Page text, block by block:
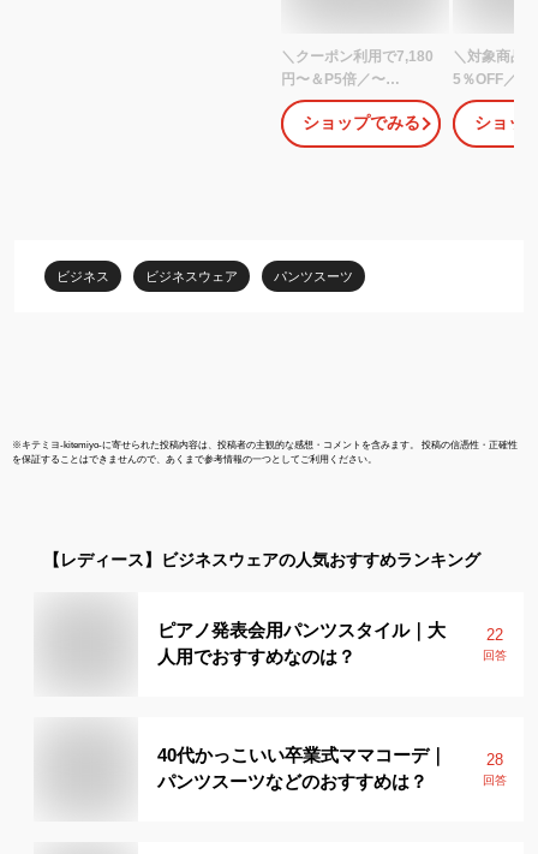
＼クーポン利用で7,180
円〜＆P5倍／〜
53%OFFスーツ レディ
ース 大きいサイズ ビジ
ネススーツ セットアッ
ースーツ オフィス 試着
チケット対象 【365日即
ショップでみる
＼対象商品2
5％OFF／【
発送】スー
ス セットア
なし 洗える
ショッ
ビジネス ビジネスウェア パンツスーツ
※キテミヨ-kitemiyo-に寄せられた投稿内容は、投稿者の主観的な感想・コメントを含みます。 投稿の信憑性・正確性
を保証することはできませんので、あくまで参考情報の一つとしてご利用ください。
【レディース】 ビジネスウェアの人気おすすめランキング
ピアノ発表会用パンツスタイル｜大
人用でおすすめなのは？
22
回答
40代かっこいい卒業式ママコーデ｜
パンツスーツなどのおすすめは？
28
回答